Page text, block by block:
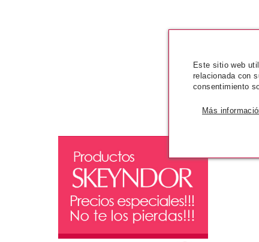
Este sitio web
relacionada con
consentimiento
Más